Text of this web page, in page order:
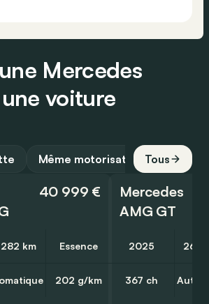
Mercedes
voiture
Même motorisation Tous
40 999 €
282 km Essence
202 g/km
Mercedes
AMG GT
2025 26
367 ch